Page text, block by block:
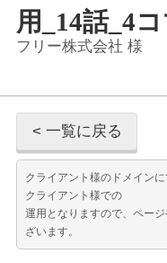
用_14話_4
フリー株式会社 様
< 一覧に戻る
クライアント様のドメイン
クライアント様での
運用となりますので、ペー
ざいます。